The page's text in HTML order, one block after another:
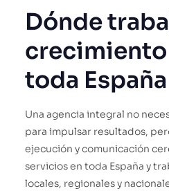
Dónde
toda España
Una agencia integral no
para impulsar resultados,
ejecución y comunicación
servicios en toda España y
locales, regionales y